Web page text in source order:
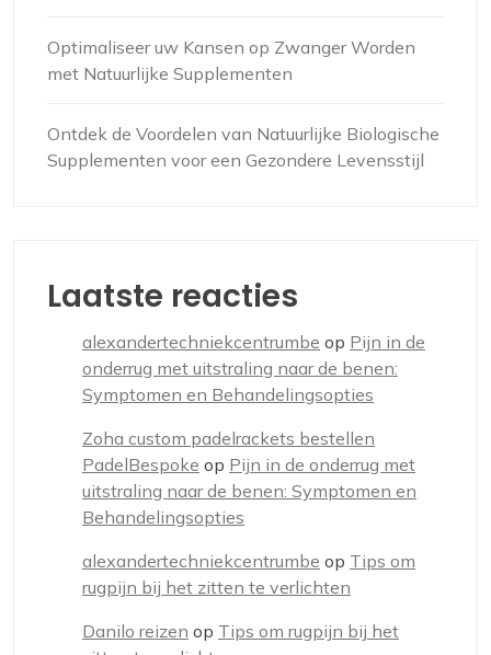
Optimaliseer uw Kansen op Zwanger Worden
met Natuurlijke Supplementen
Ontdek de Voordelen van Natuurlijke Biologische
Supplementen voor een Gezondere Levensstijl
Laatste reacties
alexandertechniekcentrumbe op Pijn in de
onderrug met uitstraling naar de benen:
Symptomen en Behandelingsopties
Zoha custom padelrackets bestellen
PadelBespoke op Pijn in de onderrug met
uitstraling naar de benen: Symptomen en
Behandelingsopties
alexandertechniekcentrumbe op Tips om
rugpijn bij het zitten te verlichten
Danilo reizen op Tips om rugpijn bij het